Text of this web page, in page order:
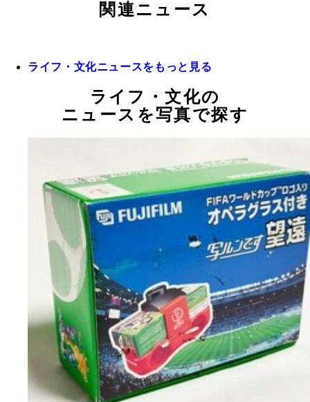
関連ニュース
ライフ・文化ニュースをもっと見る
ライフ・文化の
ニュースを写真で探す